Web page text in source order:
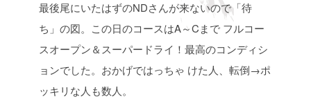
最後尾にいたはずのNDさんが来ないので「待
ち」の図。この日のコースはA～Cまで フルコー
スオープン＆スーパードライ！最高のコンディシ
ョンでした。おかげではっちゃ けた人、転倒→ポ
ッキリな人も数人。